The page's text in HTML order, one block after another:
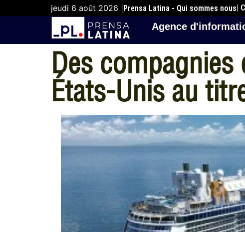
jeudi 6 août 2026 | Prensa Latina - Qui sommes nous|
Agence
Des
États-Unis au